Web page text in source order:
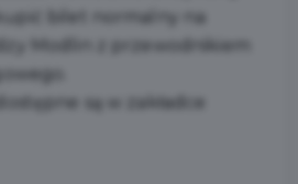
bilet normalny na
Modlin z przewodnikiem
są w zakładce